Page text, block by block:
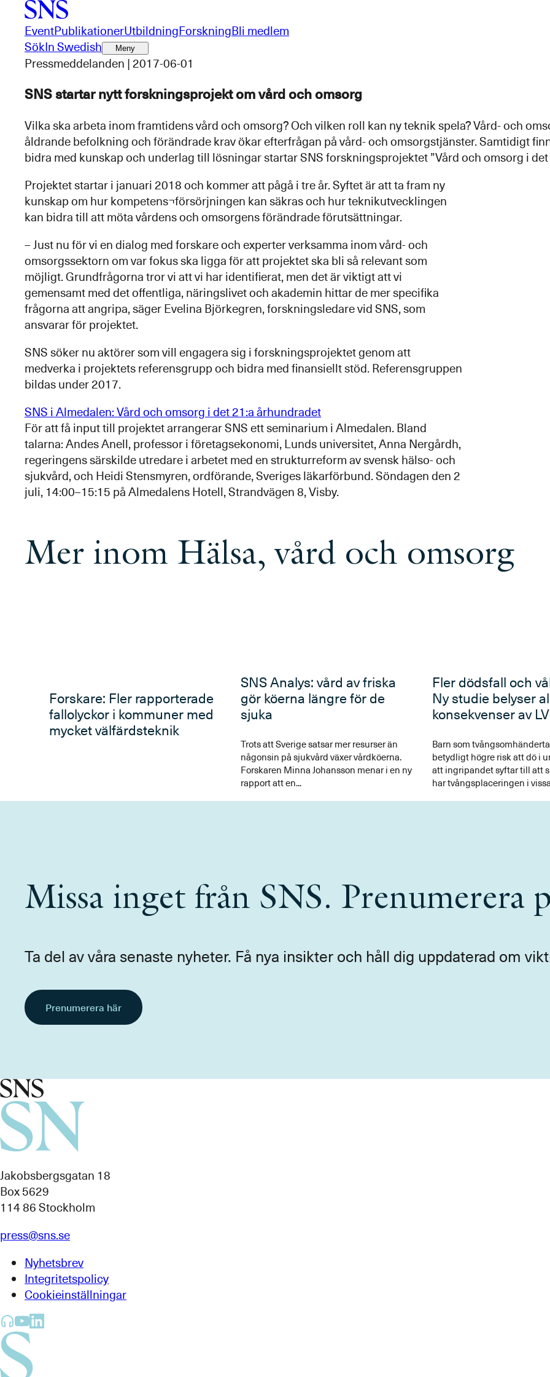
EventPublikationerUtbildningForskningBli medlem
SökIn Swedish Meny
Pressmeddelanden | 2017-06-01
SNS startar nytt forskningsprojekt om vård och omsorg
Vilka ska arbeta inom framtidens vård och omsorg? Och vilken roll kan ny teknik spela? Vård- och
åldrande befolkning och förändrade krav ökar efterfrågan på vård- och omsorgstjänster. Samtidigt
bidra med kunskap och underlag till lösningar startar SNS forskningsprojektet ”Vård och omsorg i det
Projektet startar i januari 2018 och kommer att pågå i tre år. Syftet är att ta fram ny
kunskap om hur kompetens¬försörjningen kan säkras och hur teknikutvecklingen
kan bidra till att möta vårdens och omsorgens förändrade förutsättningar.
– Just nu för vi en dialog med forskare och experter verksamma inom vård- och
omsorgssektorn om var fokus ska ligga för att projektet ska bli så relevant som
möjligt. Grundfrågorna tror vi att vi har identifierat, men det är viktigt att vi
gemensamt med det offentliga, näringslivet och akademin hittar de mer specifika
frågorna att angripa, säger Evelina Björkegren, forskningsledare vid SNS, som
ansvarar för projektet.
SNS söker nu aktörer som vill engagera sig i forskningsprojektet genom att
medverka i projektets referensgrupp och bidra med finansiellt stöd. Referensgruppen
bildas under 2017.
SNS i Almedalen: Vård och omsorg i det 21:a århundradet
För att få input till projektet arrangerar SNS ett seminarium i Almedalen. Bland
talarna: Andes Anell, professor i företagsekonomi, Lunds universitet, Anna Nergårdh,
regeringens särskilde utredare i arbetet med en strukturreform av svensk hälso- och
sjukvård, och Heidi Stensmyren, ordförande, Sveriges läkarförbund. Söndagen den 2
juli, 14:00–15:15 på Almedalens Hotell, Strandvägen 8, Visby.
Mer inom Hälsa, vård och omsorg
Forskare: Fler rapporterade
fallolyckor i kommuner med
mycket välfärdsteknik
SNS Analys: vård av friska
gör köerna längre för de
sjuka
Trots att Sverige satsar mer resurser än
någonsin på sjukvård växer vårdköerna.
Forskaren Minna Johansson menar i en ny
rapport att en...
Fler dödsfall och
Ny studie belyser
konsekvenser av
Barn som
betydligt högre risk att dö i
att ingripandet syftar till att
har tvångsplaceringen i
Missa inget från SNS. Prenumerera
Ta del av våra senaste nyheter. Få nya insikter och håll dig uppdaterad om
Prenumerera här
Jakobsbergsgatan 18
Box 5629
114 86 Stockholm
press@sns.se
Nyhetsbrev
Integritetspolicy
Cookieinställningar